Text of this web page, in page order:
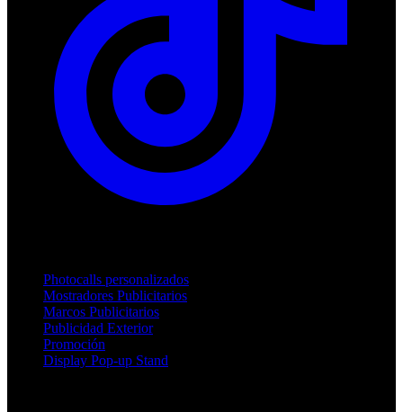
Photocalls personalizados
Mostradores Publicitarios
Marcos Publicitarios
Publicidad Exterior
Promoción
Display Pop-up Stand